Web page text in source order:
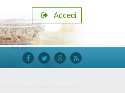
Accedi
facebook
twittergoogle+
rss